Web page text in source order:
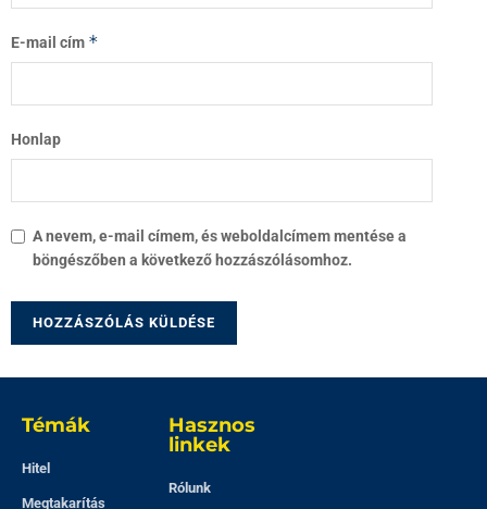
E-mail cím *
Honlap
A nevem, e-mail címem, és weboldalcímem mentése a
böngészőben a következő hozzászólásomhoz.
Témák
Hitel
Megtakarítás
Hasznos
linkek
Rólunk